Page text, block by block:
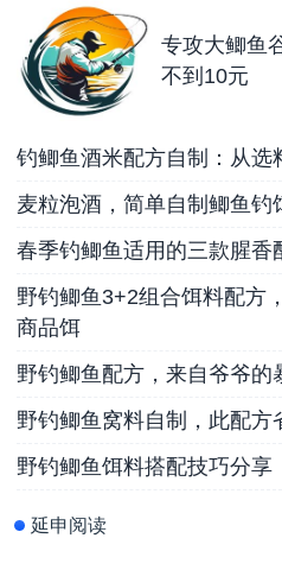
专攻大鲫鱼
不到10元
钓鲫鱼酒米配方自制：从选
麦粒泡酒，简单自制鲫鱼钓
春季钓鲫鱼适用的三款腥香
野钓鲫鱼3+2组合饵料配方
商品饵
野钓鲫鱼配方，来自爷爷的
野钓鲫鱼窝料自制，此配方
野钓鲫鱼饵料搭配技巧分享
延申阅读